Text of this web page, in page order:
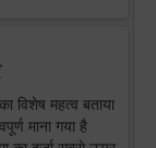
विशेष महत्व बताया
माना गया है